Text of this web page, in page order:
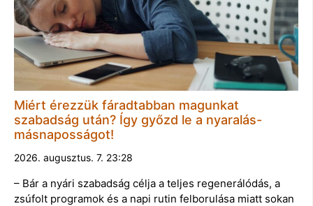
Miért érezzük fáradtabban magunkat
szabadság után? Így győzd le a nyaralás-
másnaposságot!
2026. augusztus. 7. 23:28
– Bár a nyári szabadság célja a teljes regenerálódás, a
zsúfolt programok és a napi rutin felborulása miatt sokan